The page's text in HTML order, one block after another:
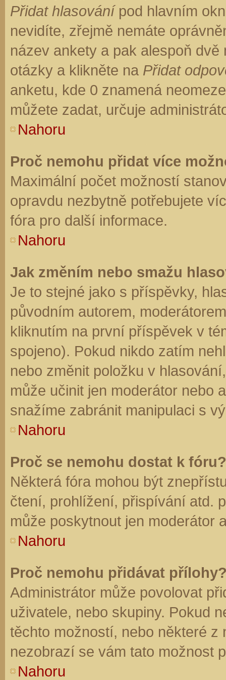
Přidat hlasovánípod hlavním
nevidíte, zřejmě nemáte
název ankety a pak alespoň
otázky a klikněte na Přidat
anketu, kde 0 znamená
můžete zadat, určuje
Nahoru
Proč nemohu přidat více
Maximální počet možností
opravdu nezbytně potřebujete
fóra pro další informace.
Nahoru
Jak změním nebo smažu
Je to stejné jako s příspěvky,
původním autorem,
kliknutím na první příspěvek v
spojeno). Pokud nikdo zatím
nebo změnit položku v
může učinit jen moderátor nebo
snažíme zabránit manipulaci s
Nahoru
Proč se nemohu dostat k fóru?
Některá fóra mohou být
čtení, prohlížení, přispívání atd.
může poskytnout jen moderátor
Nahoru
Proč nemohu přidávat
Administrátor může povolovat
uživatele, nebo skupiny. Pokud
těchto možností, nebo některé z
nezobrazí se vám tato možnost
Nahoru